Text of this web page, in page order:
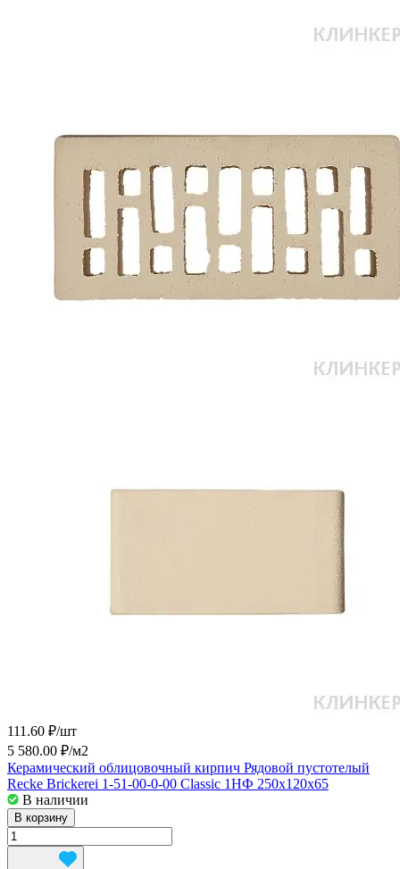
111.60 ₽/шт
5 580.00 ₽/м2
Керамический облицовочный кирпич Рядовой пустотелый
Recke Brickerei 1-51-00-0-00 Classic 1НФ 250x120x65
В наличии
В корзину